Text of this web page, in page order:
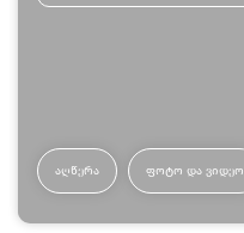
ᲐᲦᲬᲔᲠᲐ ᲤᲝᲢᲝ ᲓᲐ ᲕᲘᲓᲔᲝ